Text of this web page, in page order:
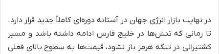
در نهایت بازار انرژی جهان در آستانه دوره‌ای کاملاً جدید قرار دارد.
تا زمانی که تنش‌ها در خلیج فارس ادامه داشته باشد و مسیر
کشتیرانی در تنگه هرمز باز نشود، قیمت‌ها به سطوح بالای فعلی